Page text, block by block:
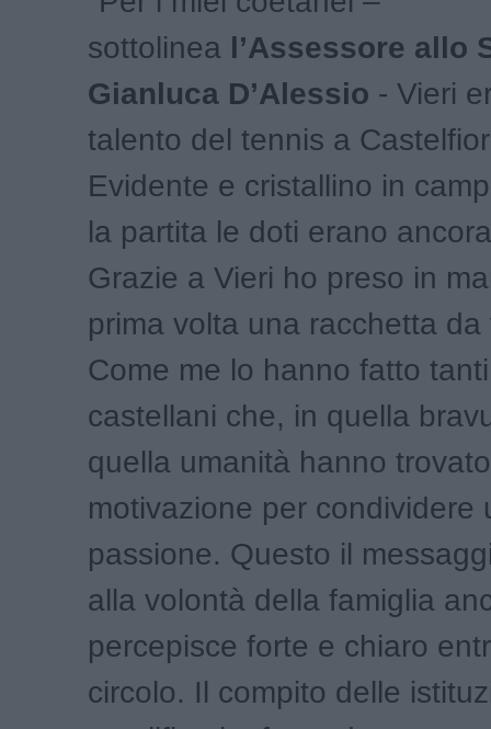
sottolinea l’Assessore allo
Gianluca D’Alessio - Vieri
talento del tennis a
Evidente e cristallino in
la partita le doti erano
Grazie a Vieri ho preso in
prima volta una racchetta da
Come me lo hanno fatto
castellani che, in quella
quella umanità hanno
motivazione per condividere
passione. Questo il
alla volontà della famiglia
percepisce forte e chiaro
circolo. Il compito delle